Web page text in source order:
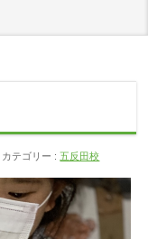
カテゴリー :五反田校